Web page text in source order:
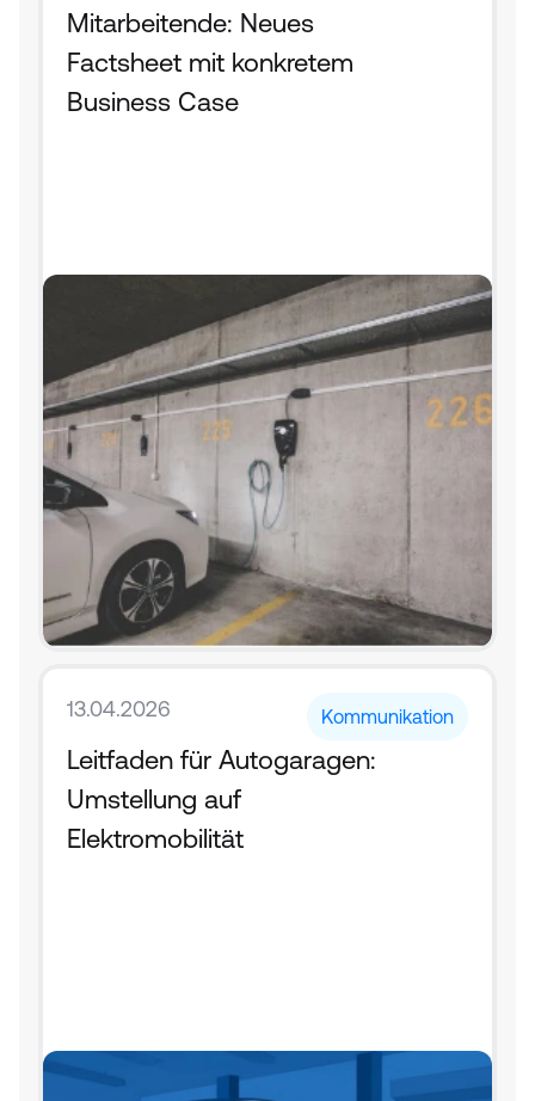
Mitarbeitende: Neues
Factsheet mit konkretem
Business Case
13.04.2026 Kommunikation
Leitfaden für Autogaragen:
Umstellung auf
Elektromobilität